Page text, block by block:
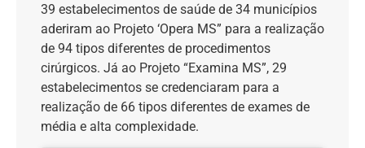
39 estabelecimentos de saúde de 34 municípios
aderiram ao Projeto ‘Opera MS” para a realização
de 94 tipos diferentes de procedimentos
cirúrgicos. Já ao Projeto “Examina MS”, 29
estabelecimentos se credenciaram para a
realização de 66 tipos diferentes de exames de
média e alta complexidade.